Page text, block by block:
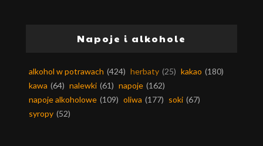
Napoje i alkohole
alkohol w potrawach (424) herbaty (25) kakao (180)
kawa (64) nalewki (61) napoje (162)
napoje alkoholowe (109) oliwa (177) soki (67)
syropy (52)